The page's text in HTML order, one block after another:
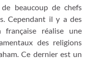
beaucoup de chefs
Cependant il y a des
française réalise une
des religions
Ce dernier est un